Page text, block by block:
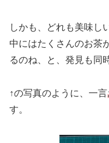
しかも、どれも美味し
中にはたくさんのお茶
るのね、と、発見も同
↑の写真のように、一言
す。